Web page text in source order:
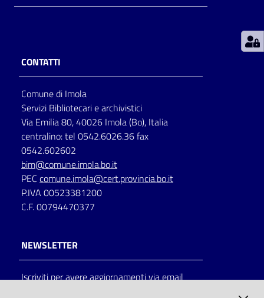
per
lettura
Seguici
su
CONTATTI
Comune di Imola
Servizi Bibliotecari e archivistici
Via Emilia 80, 40026 Imola (Bo), Italia
centralino: tel 0542.6026.36 fax
0542.602602
bim@comune.imola.bo.it
PEC comune.imola@cert.provincia.bo.it
P.IVA 00523381200
C.F. 00794470377
NEWSLETTER
Iscriviti per avere aggiornamenti via email